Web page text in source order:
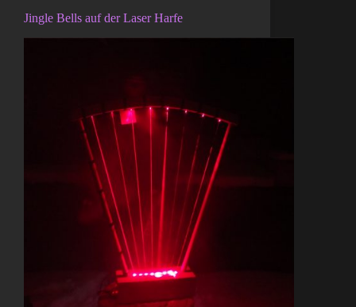
Jingle Bells auf der Laser Harfe